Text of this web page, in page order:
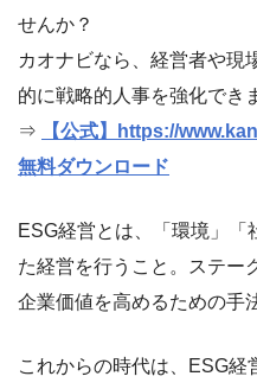
せんか？
カオナビなら、経営者や現
的に戦略的人事を強化でき
⇒
【公式】https://
無料ダウンロード
ESG経営とは、「環境」「
た経営を行うこと。ステー
企業価値を高めるための手
これからの時代は、ESG経